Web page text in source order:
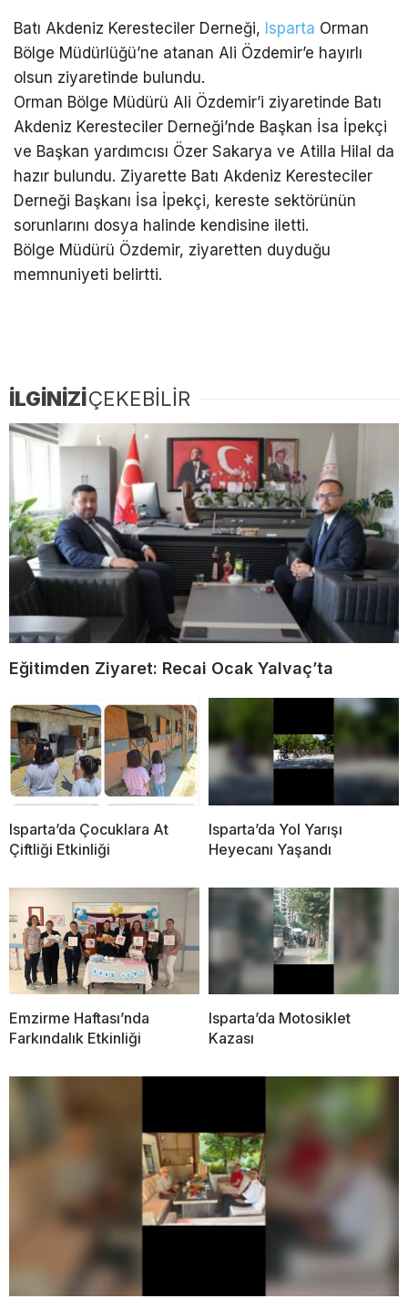
Batı Akdeniz Keresteciler Derneği, Isparta Orman
Bölge Müdürlüğü’ne atanan Ali Özdemir’e hayırlı
olsun ziyaretinde bulundu.
Orman Bölge Müdürü Ali Özdemir’i ziyaretinde Batı
Akdeniz Keresteciler Derneği’nde Başkan İsa İpekçi
ve Başkan yardımcısı Özer Sakarya ve Atilla Hilal da
hazır bulundu. Ziyarette Batı Akdeniz Keresteciler
Derneği Başkanı İsa İpekçi, kereste sektörünün
sorunlarını dosya halinde kendisine iletti.
Bölge Müdürü Özdemir, ziyaretten duyduğu
memnuniyeti belirtti.
İLGİNİZİÇEKEBİLİR
Eğitimden Ziyaret: Recai Ocak Yalvaç’ta
Isparta’da Çocuklara At
Çiftliği Etkinliği
Isparta’da Yol Yarışı
Heyecanı Yaşandı
Emzirme Haftası’nda
Farkındalık Etkinliği
Isparta’da Motosiklet
Kazası